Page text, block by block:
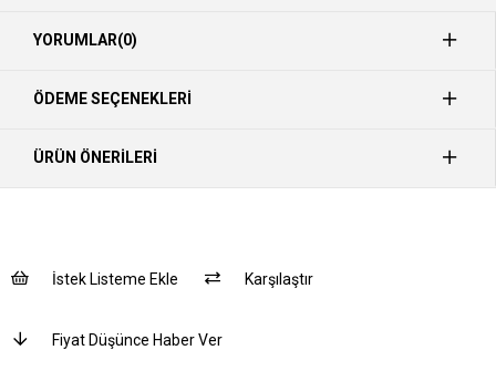
YORUMLAR(0)
ÖDEME SEÇENEKLERI
ÜRÜN ÖNERILERI
İstek Listeme Ekle Karşılaştır
Fiyat Düşünce Haber Ver